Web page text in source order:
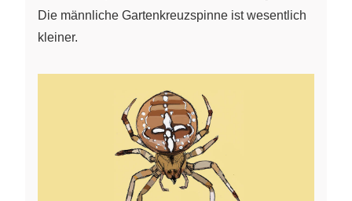
Die männliche Gartenkreuzspinne ist wesentlich
kleiner.